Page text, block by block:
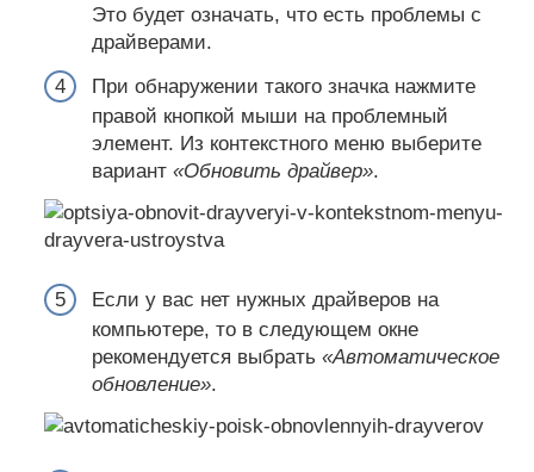
Это будет означать, что есть проблемы с
драйверами.
При обнаружении такого значка нажмите
правой кнопкой мыши на проблемный
элемент. Из контекстного меню выберите
вариант «Обновить драйвер».
Если у вас нет нужных драйверов на
компьютере, то в следующем окне
рекомендуется выбрать «Автоматическое
обновление».